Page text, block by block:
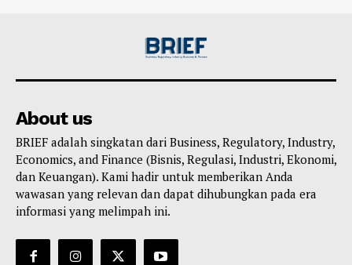
About us
BRIEF adalah singkatan dari Business, Regulatory, Industry,
Economics, and Finance (Bisnis, Regulasi, Industri, Ekonomi,
dan Keuangan). Kami hadir untuk memberikan Anda
wawasan yang relevan dan dapat dihubungkan pada era
informasi yang melimpah ini.